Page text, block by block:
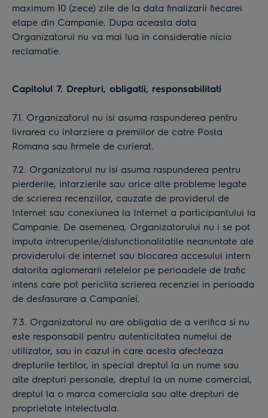
maximum 10 (zece) zile de la data finalizarii fiecarei
etape din Campanie. Dupa aceasta data
Organizatorul nu va mai lua in consideratie nicio
reclamatie.
Capitolul 7. Drepturi, obligatii, responsabilitati
7.1. Organizatorul nu isi asuma raspunderea pentru
livrarea cu intarziere a premiilor de catre Posta
Romana sau firmele de curierat.
7.2. Organizatorul nu isi asuma raspunderea pentru
pierderile, intarzierile sau orice alte probleme legate
de scrierea recenziilor, cauzate de providerul de
Internet sau conexiunea la Internet a participantului la
Campanie. De asemenea, Organizatorului nu i se pot
imputa intreruperile/disfunctionalitatile neanuntate ale
providerului de internet sau blocarea accesului intern
datorita aglomerarii retelelor pe perioadele de trafic
intens care pot periclita scrierea recenziei in perioada
de desfasurare a Campaniei.
7.3. Organizatorul nu are obligatia de a verifica si nu
este responsabil pentru autenticitatea numelui de
utilizator, sau in cazul in care acesta afecteaza
drepturile tertilor, in special dreptul la un nume sau
alte drepturi personale, dreptul la un nume comercial,
dreptul la o marca comerciala sau alte drepturi de
proprietate intelectuala.